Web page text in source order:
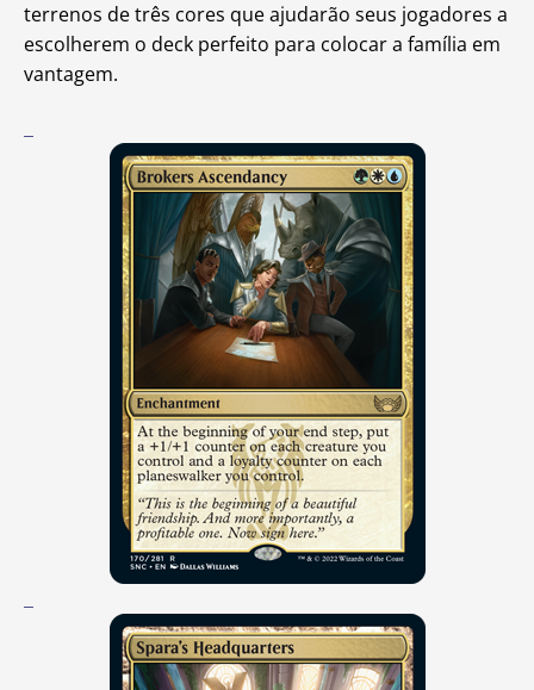
terrenos de três cores que ajudarão seus jogadores a
escolherem o deck perfeito para colocar a família em
vantagem.